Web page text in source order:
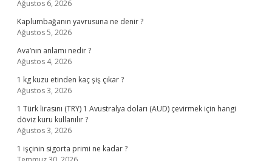
Ağustos 6, 2026
Kaplumbağanın yavrusuna ne denir ?
Ağustos 5, 2026
Ava’nın anlamı nedir ?
Ağustos 4, 2026
1 kg kuzu etinden kaç şiş çıkar ?
Ağustos 3, 2026
1 Türk lirasını (TRY) 1 Avustralya doları (AUD) çevirmek için hangi
döviz kuru kullanılır ?
Ağustos 3, 2026
1 işçinin sigorta primi ne kadar ?